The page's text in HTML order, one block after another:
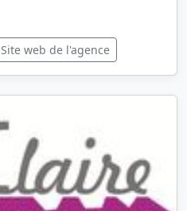
Site web de l'agence